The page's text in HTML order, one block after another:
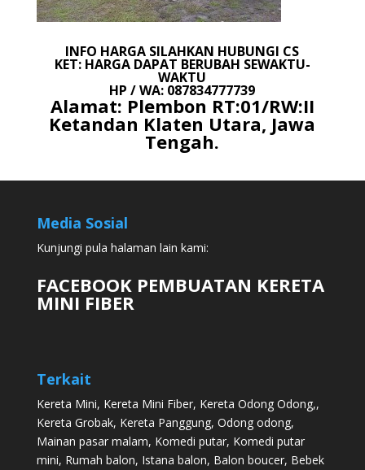
INFO HARGA SILAHKAN HUBUNGI CS
KET: HARGA DAPAT BERUBAH SEWAKTU-
WAKTU
HP / WA: 087834777739
Alamat: Plembon RT:01/RW:II
Ketandan Klaten Utara, Jawa
Tengah.
Media Sosial
Kunjungi pula halaman lain kami:
FACEBOOK PEMBUATAN KERETA
MINI FIBER
Terkait
Kereta Mini, Kereta Mini Fiber, Kereta Odong Odong,,
Kereta Grobak, Kereta Panggung, Odong odong,
Mainan pasar malam, Komedi putar, Komedi putar
mini, Rumah balon, Istana balon, Balon boucer, Bebek